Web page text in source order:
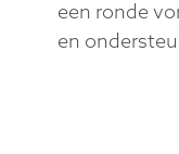
een ronde
en